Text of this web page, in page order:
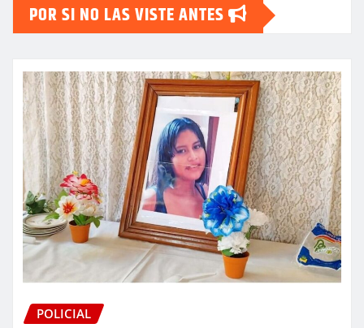
POR SI NO LAS VISTE ANTES
POLICIAL